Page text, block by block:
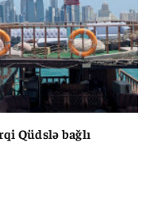
Qüdslə bağlı